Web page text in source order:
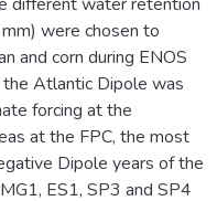
were chosen to
and corn during ENOS
the Atlantic Dipole was
forcing at the
at the FPC, the most
Dipole years of the
ES1, SP3 and SP4